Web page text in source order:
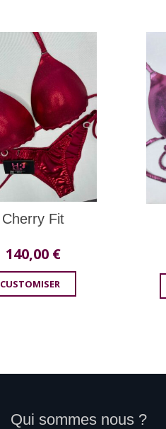
Cherry Fit
140,00 €
CUSTOMISER
Qui sommes nous ?